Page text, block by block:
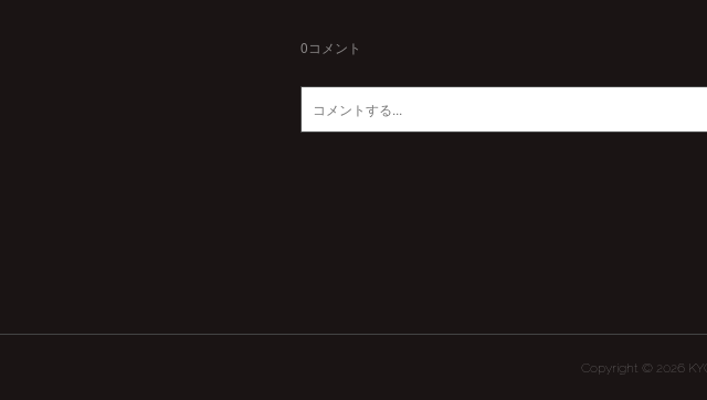
0コメント
Copyright © 2026